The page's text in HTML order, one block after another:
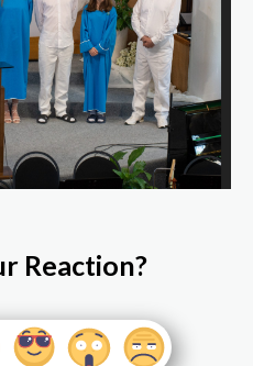
Reaction?